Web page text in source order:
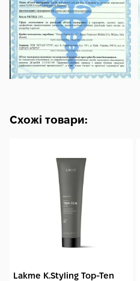
Схожі товари:
Lakme K.Styling Top-Ten